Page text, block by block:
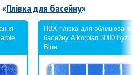
Плівка для басейну»
ПВХ плівка для
басейну Alkorplan 3000
Blue